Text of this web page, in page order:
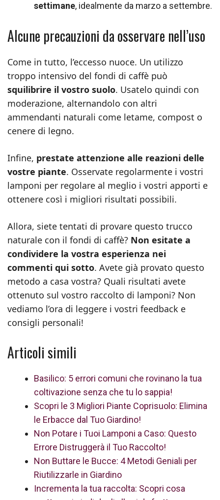
settimane, idealmente da marzo a settembre.
Alcune precauzioni da osservare nell’uso
Come in tutto, l’eccesso nuoce. Un utilizzo
troppo intensivo del fondi di caffè può
squilibrire il vostro suolo. Usatelo quindi con
moderazione, alternandolo con altri
ammendanti naturali come letame, compost o
cenere di legno.
Infine, prestate attenzione alle reazioni delle
vostre piante. Osservate regolarmente i vostri
lamponi per regolare al meglio i vostri apporti e
ottenere così i migliori risultati possibili.
Allora, siete tentati di provare questo trucco
naturale con il fondi di caffè? Non esitate a
condividere la vostra esperienza nei
commenti qui sotto. Avete già provato questo
metodo a casa vostra? Quali risultati avete
ottenuto sul vostro raccolto di lamponi? Non
vediamo l’ora di leggere i vostri feedback e
consigli personali!
Articoli simili
Basilico: 5 errori comuni che rovinano la tua
coltivazione senza che tu lo sappia!
Scopri le 3 Migliori Piante Coprisuolo: Elimina
le Erbacce dal Tuo Giardino!
Non Potare i Tuoi Lamponi a Caso: Questo
Errore Distruggerà il Tuo Raccolto!
Non Buttare le Bucce: 4 Metodi Geniali per
Riutilizzarle in Giardino
Incrementa la tua raccolta: Scopri cosa